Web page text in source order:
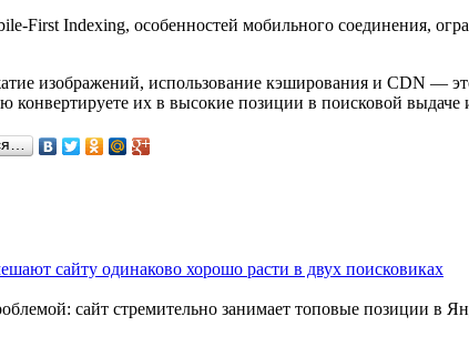
First Indexing, особенностей мобильного соединения,
изображений, использование кэширования и CDN —
их в высокие позиции в поисковой выдаче
сайту одинаково хорошо расти в двух поисковиках
сайт стремительно занимает топовые позиции в